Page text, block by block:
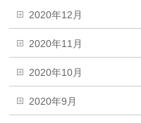
2020年12月
2020年11月
2020年10月
2020年9月